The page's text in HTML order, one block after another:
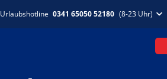
Urlaubshotline 0341 65050 52180 (8-23 Uhr)